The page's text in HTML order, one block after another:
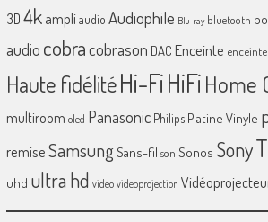
3D 4k ampliaudio Audiophile Blu-ray bluetooth
audio cobracobrason DAC Enceinte
Haute fidélitéHi-FiHiFiHome
multiroom oled Panasonic Philips Platine Vinyle
remiseSamsungSans-fil son Sonos Sony
uhd ultra hd video videoprojection